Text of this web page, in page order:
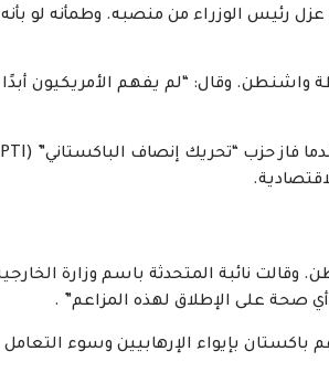
رئيس الوزراء من منصبه. وطمأنه لو بأنه
واشنطن. وقال: “لم يفهم الأمريكيون أبدًا
نائبة المتحدثة باسم وزارة
صحة على الإطلاق لهذه المزاعم” .
باكستان بإيواء الإرهابيين وسوء التعامل